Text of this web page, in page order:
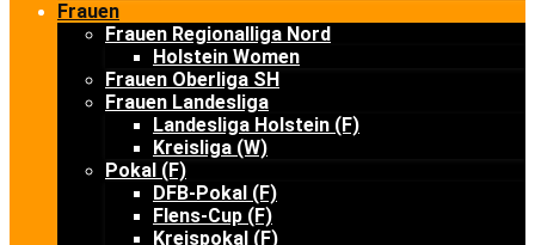
Frauen
Frauen Regionalliga Nord
Holstein Women
Frauen Oberliga SH
Frauen Landesliga
Landesliga Holstein (F)
Kreisliga (W)
Pokal (F)
DFB-Pokal (F)
Flens-Cup (F)
Kreispokal (F)